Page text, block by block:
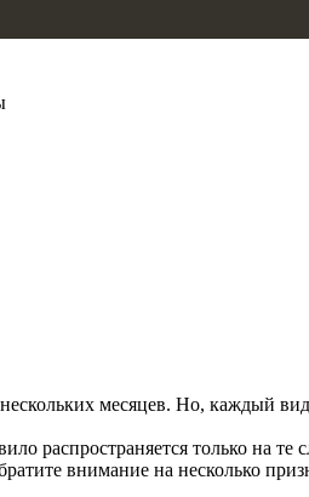
месяцев. Но, каждый
распространяется только на те
внимание на несколько